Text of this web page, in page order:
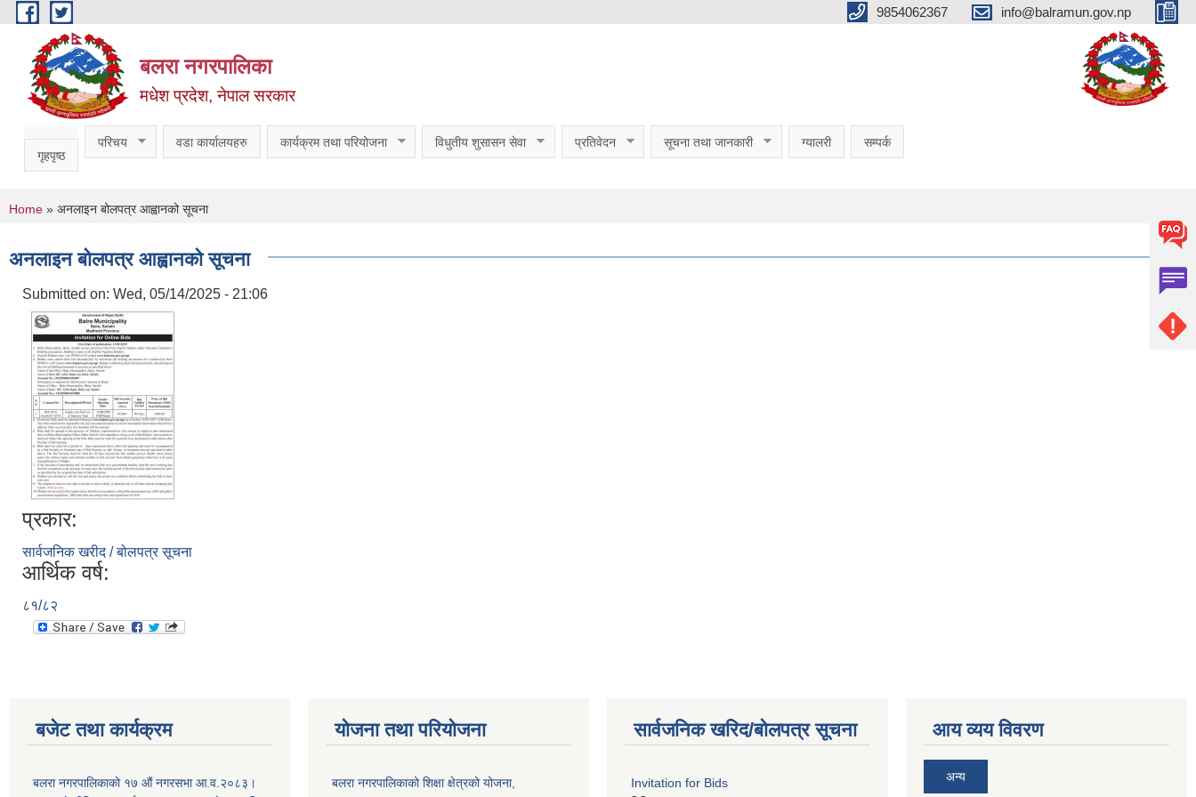
Skip to main content 9854062367 info@balramun.gov.np
बलरा नगरपालिका
मधेश प्रदेश, नेपाल सरकार
गृहपृष्ठ
परिचय वडा कार्यालयहरु कार्यक्रम तथा परियोजना विधुतीय शुसासन सेवा प्रतिवेदन सूचना तथा जानकारी ग्यालरी सम्पर्क
You are here
Home » अनलाइन बोलपत्र आह्वानको सूचना
अनलाइन बोलपत्र आह्वानको सूचना
Submitted on: Wed, 05/14/2025 - 21:06
प्रकार:
सार्वजनिक खरीद / बोलपत्र सूचना
आर्थिक वर्ष:
८१/८२
बजेट तथा कार्यक्रम
बलरा नगरपालिकाको १७ औं नगरसभा आ.व.२०८३।
योजना तथा परियोजना
बलरा नगरपालिकाको शिक्षा क्षेत्रको योजना,
सार्वजनिक खरिद/बोलपत्र सूचना
Invitation for Bids
आय व्यय विवरण
अन्य